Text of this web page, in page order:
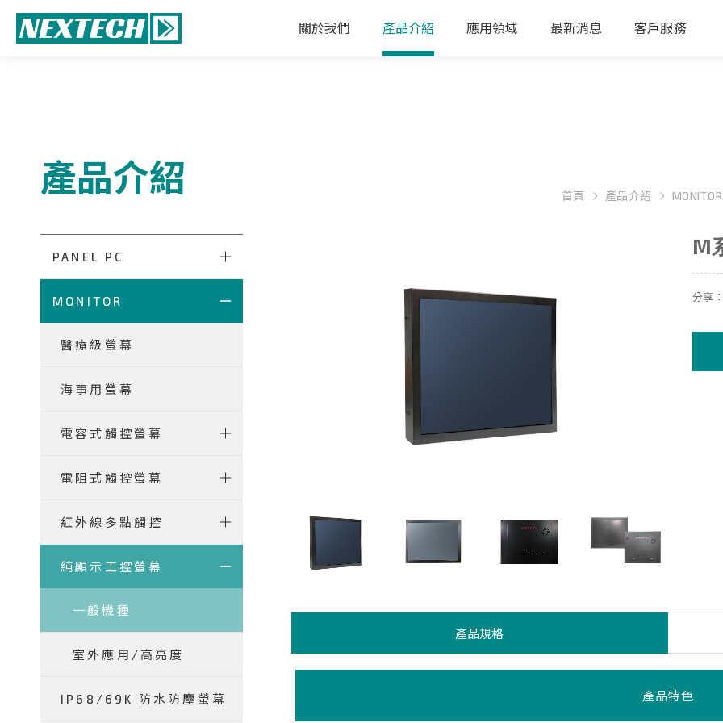
關於我們 產品介紹 應用領域 最新消息 客戶服務
產品介紹 首頁 產品介紹 MONITOR
PANEL PC
MONITOR
醫療級螢幕
海事用螢幕
電容式觸控螢幕
電阻式觸控螢幕
紅外線多點觸控
純顯示工控螢幕
一般機種
室外應用/高亮度
IP68/69K 防水防塵螢幕
M
分享：
產品規格
產品特色